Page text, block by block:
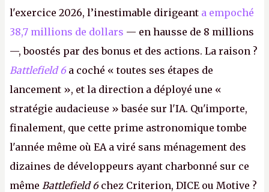
l'exercice 2026, l’inestimable dirigeant a empoché
38,7 millions de dollars — en hausse de 8 millions
—, boostés par des bonus et des actions. La raison ?
Battlefield 6 a coché « toutes ses étapes de
lancement », et la direction a déployé une «
stratégie audacieuse » basée sur l'IA. Qu'importe,
finalement, que cette prime astronomique tombe
l'année même où EA a viré sans ménagement des
dizaines de développeurs ayant charbonné sur ce
même Battlefield 6chez Criterion, DICE ou Motive ?